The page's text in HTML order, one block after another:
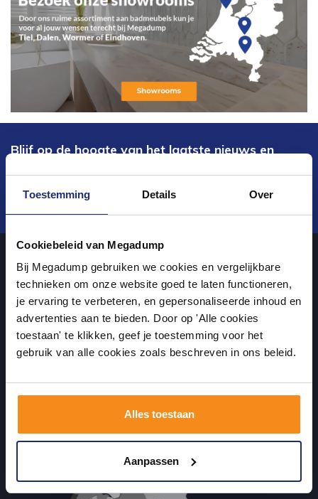
Toestemming Details Over
Cookiebeleid van Megadump
Bij Megadump gebruiken we cookies en vergelijkbare
technieken om onze website goed te laten functioneren,
je ervaring te verbeteren, en gepersonaliseerde inhoud en
advertenties aan te bieden. Door op 'Alle cookies
toestaan' te klikken, geef je toestemming voor het
gebruik van alle cookies zoals beschreven in ons beleid.
Alles toestaan
Aanpassen
Blijf op de hoogte van het laatste nieuws en
Verstuur
Over ons
uw sanitairwinkel in Wormer waar u niet alleen in onze showroom
terecht kunt voor badkamertegels en sanitair, maar ook via de